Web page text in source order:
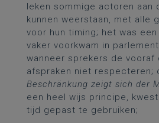
leken sommige actoren aan
kunnen weerstaan, met alle
voor hun timing; het was
vaker voorkwam in
wanneer sprekers de vooraf
afspraken niet respecteren;
Beschränkung zeigt sich der
een heel wijs principe,
tijd gepast te gebruiken;